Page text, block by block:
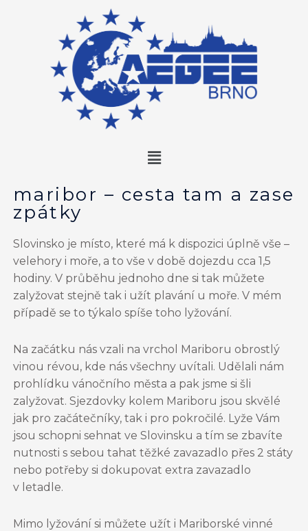
maribor – cesta tam a zase
zpátky
Slovinsko je místo, které má k dispozici úplně vše –
velehory i moře, a to vše v době dojezdu cca 1,5
hodiny. V průběhu jednoho dne si tak můžete
zalyžovat stejně tak i užít plavání u moře. V mém
případě se to týkalo spíše toho lyžování.
Na začátku nás vzali na vrchol Mariboru obrostlý
vinou révou, kde nás všechny uvítali. Udělali nám
prohlídku vánočního města a pak jsme si šli
zalyžovat. Sjezdovky kolem Mariboru jsou skvělé
jak pro začátečníky, tak i pro pokročilé. Lyže Vám
jsou schopni sehnat ve Slovinsku a tím se zbavíte
nutnosti s sebou tahat těžké zavazadlo přes 2 státy
nebo potřeby si dokupovat extra zavazadlo
v letadle.
Mimo lyžování si můžete užít i Mariborské vinné